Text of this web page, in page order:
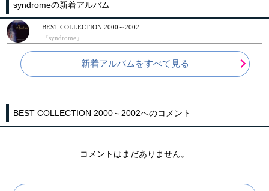
syndromeの新着アルバム
BEST COLLECTION 2000～2002
『syndrome』
新着アルバムをすべて見る
BEST COLLECTION 2000～2002へのコメント
コメントはまだありません。